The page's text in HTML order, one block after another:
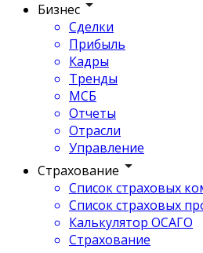
Бизнес
Сделки
Прибыль
Кадры
Тренды
МСБ
Отчеты
Отрасли
Управление
Страхование
Список страховых
Список страховых
Калькулятор ОСАГО
Страхование